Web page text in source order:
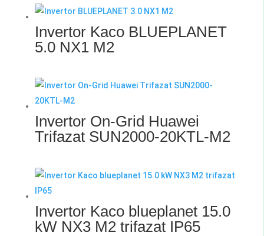
Invertor Kaco BLUEPLANET
5.0 NX1 M2
Invertor On-Grid Huawei
Trifazat SUN2000-20KTL-M2
Invertor Kaco blueplanet 15.0
kW NX3 M2 trifazat IP65